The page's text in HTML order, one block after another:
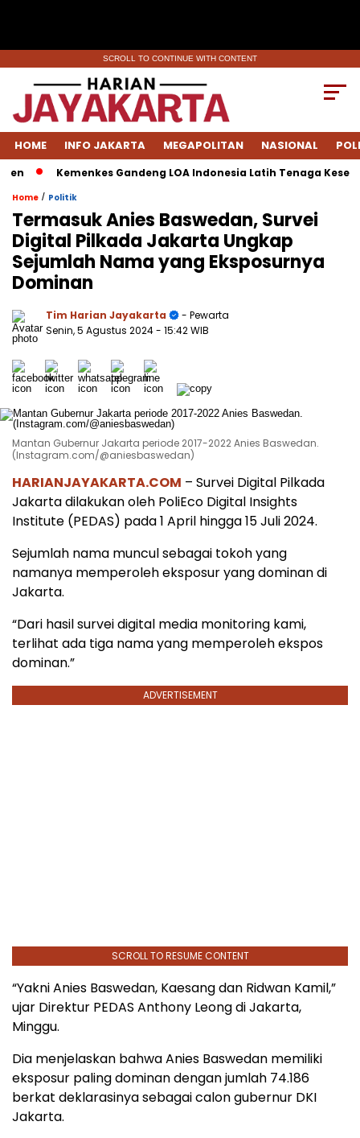
SCROLL TO CONTINUE WITH CONTENT
HOME INFO JAKARTA MEGAPOLITAN NASIONAL
Kemenkes Gandeng LOA Indonesia Latih Tenaga
Home / Politik
Termasuk Anies Baswedan, Survei
Digital Pilkada Jakarta Ungkap
Sejumlah Nama yang Eksposurnya
Dominan
Tim Harian Jayakarta
- Pewarta
Senin, 5 Agustus 2024- 15:42 WIB
Mantan Gubernur Jakarta periode 2017-2022 Anies Baswedan.
(Instagram.com/@aniesbaswedan)
HARIANJAYAKARTA.COM – Survei Digital Pilkada
Jakarta dilakukan oleh PoliEco Digital Insights
Institute (PEDAS) pada 1 April hingga 15 Juli 2024.
Sejumlah nama muncul sebagai tokoh yang
namanya memperoleh eksposur yang dominan di
Jakarta.
“Dari hasil survei digital media monitoring kami,
terlihat ada tiga nama yang memperoleh ekspos
dominan.”
ADVERTISEMENT
SCROLL TO RESUME CONTENT
“Yakni Anies Baswedan, Kaesang dan Ridwan Kamil,”
ujar Direktur PEDAS Anthony Leong di Jakarta,
Minggu.
Dia menjelaskan bahwa Anies Baswedan memiliki
eksposur paling dominan dengan jumlah 74.186
berkat deklarasinya sebagai calon gubernur DKI
Jakarta.